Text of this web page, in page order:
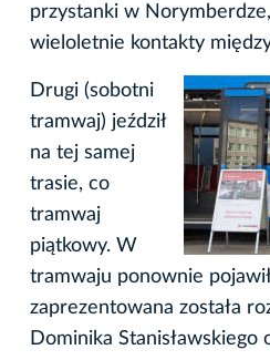
przystanki w
wieloletnie kontakty
Drugi (sobotni
tramwaj) jeździł
na tej samej
trasie, co
tramwaj
piątkowy. W
tramwaju ponownie
zaprezentowana została
Dominika Stanisławskiego